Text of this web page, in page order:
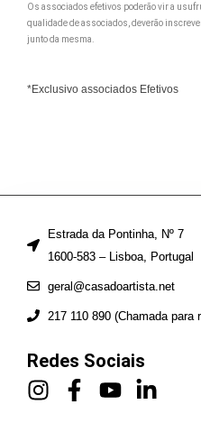
Os associados efetivos poderão vir a
qualidade de associados, deverão
junto da mesma.
*Exclusivo associados Efetivos
Estrada da Pontinha, Nº 7
1600-583 – Lisboa, Portugal
geral@casadoartista.net
217 110 890 (Chamada para
Redes Sociais